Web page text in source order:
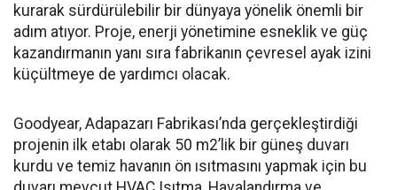
kurarak sürdürülebilir bir dünyaya yönelik önemli bir
adım atıyor. Proje, enerji yönetimine esneklik ve güç
kazandırmanın yanı sıra fabrikanın çevresel ayak izini
küçültmeye de yardımcı olacak.
Goodyear, Adapazarı Fabrikası’nda gerçekleştirdiği
projenin ilk etabı olarak 50 m2’lik bir güneş duvarı
kurdu ve temiz havanın ön ısıtmasını yapmak için bu